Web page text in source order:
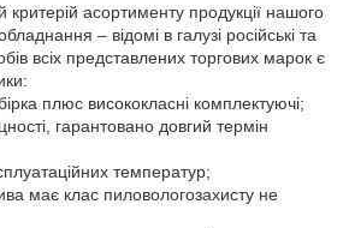
критерій асортименту продукції нашого
– відомі в галузі російські та
всіх представлених торгових марок є
плюс висококласні комплектуючі;
гарантовано довгий термін
температур;
має клас пиловологозахисту не